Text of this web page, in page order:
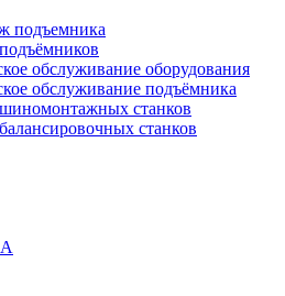
подъемника
обслуживание оборудования
обслуживание подъёмника
станков
станков